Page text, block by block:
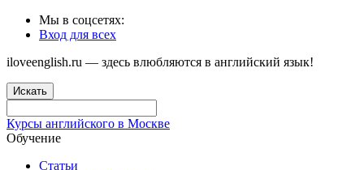
Мы в соцсетях:
Вход для всех
iloveenglish.ru — здесь влюбляются в английский язык!
Искать
Курсы английского в Москве
Обучение
Статьи